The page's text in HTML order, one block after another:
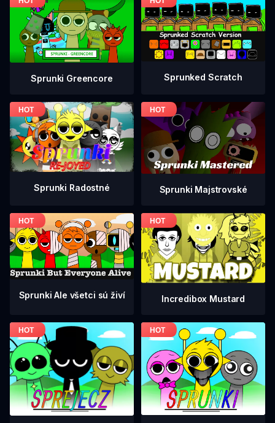
Sprunki Greencore Sprunked Scratch
Sprunki Radostné Sprunki Majstrovské
Sprunki Ale všetci sú živí Incredibox Mustard